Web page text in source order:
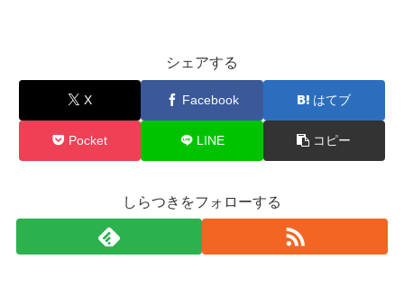
シェアする
X Facebook はてブ
Pocket LINE コピー
しらつきをフォローする